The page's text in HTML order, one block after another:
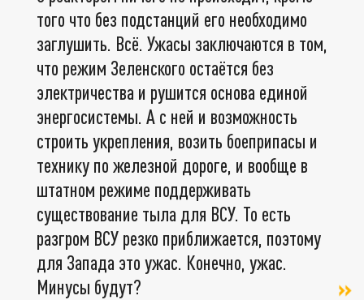
того что без подстанций его необходимо
заглушить. Всё. Ужасы заключаются в том,
что режим Зеленского остаётся без
электричества и рушится основа единой
энергосистемы. А с ней и возможность
строить укрепления, возить боеприпасы и
технику по железной дороге, и вообще в
штатном режиме поддерживать
существование тыла для ВСУ. То есть
разгром ВСУ резко приближается, поэтому
для Запада это ужас. Конечно, ужас.
Минусы будут?